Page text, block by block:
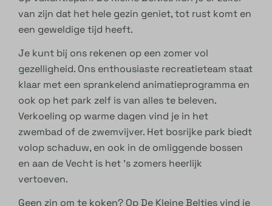
van zijn dat het hele gezin geniet, tot rust komt en
een geweldige tijd heeft.
Je kunt bij ons rekenen op een zomer vol
gezelligheid. Ons enthousiaste recreatieteam staat
klaar met een sprankelend animatieprogramma en
ook op het park zelf is van alles te beleven.
Verkoeling op warme dagen vind je in het
zwembad of de zwemvijver. Het bosrijke park biedt
volop schaduw, en ook in de omliggende bossen
en aan de Vecht is het ’s zomers heerlijk
vertoeven.
Geen zin om te koken? Op De Kleine Belties vind je